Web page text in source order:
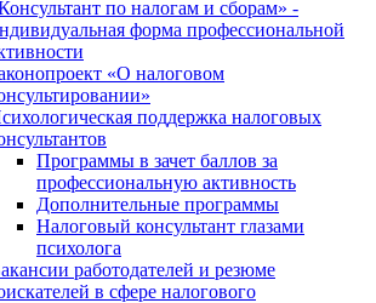
по налогам и сборам» -
форма профессиональной
«О налоговом
поддержка налоговых
Программы в зачет баллов за
профессиональную активность
Дополнительные программы
Налоговый консультант глазами
психолога
работодателей и резюме
в сфере налогового